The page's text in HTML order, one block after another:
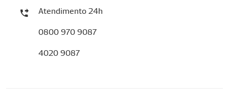
Atendimento 24h
0800 970 9087
4020 9087